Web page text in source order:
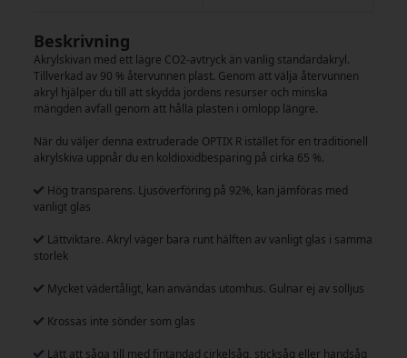
Beskrivning
Akrylskivan med ett lägre CO2-avtryck än vanlig standardakryl.
Tillverkad av 90 % återvunnen plast. Genom att välja återvunnen
akryl hjälper du till att skydda jordens resurser och minska
mängden avfall genom att hålla plasten i omlopp längre.
När du väljer denna extruderade OPTIX R istället för en traditionell
akrylskiva uppnår du en koldioxidbesparing på cirka 65 %.
Hög transparens. Ljusöverföring på 92%, kan jämföras med
vanligt glas
Lättviktare. Akryl väger bara runt hälften av vanligt glas i samma
storlek
Mycket vädertåligt, kan användas utomhus. Gulnar ej av solljus
Krossas inte sönder som glas
Lätt att såga till med fintandad cirkelsåg, sticksåg eller handsåg